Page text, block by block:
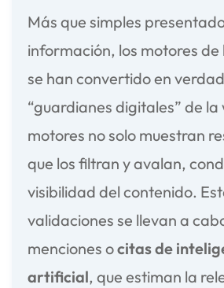
Más que simples
información, los motores de
se han convertido en
“guardianes digitales” de la
motores no solo muestran
que los filtran y avalan,
visibilidad del contenido.
validaciones se llevan a
menciones ocitas de
artificial, que estiman la